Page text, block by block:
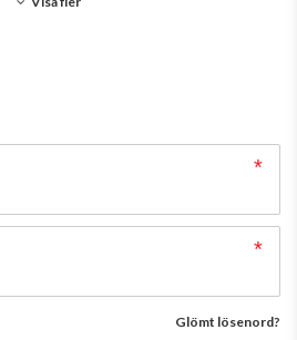
Glömt lösenord?